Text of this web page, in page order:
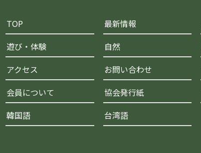
TOP 最新情報
遊び・体験
自然
アクセス
お問い合わせ
会員について
協会発行紙
韓国語
台湾語